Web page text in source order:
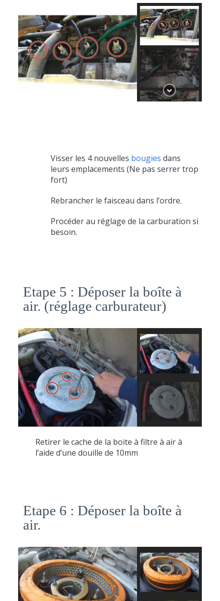
Visser les 4 nouvelles bougies dans
leurs emplacements (Ne pas serrer trop
fort)
Rebrancher le faisceau dans l’ordre.
Procéder au réglage de la carburation si
besoin.
Etape 5 : Déposer la boîte à
air. (réglage carburateur)
Retirer le cache de la boite à filtre à air à
l’aide d’une douille de 10mm
Etape 6 : Déposer la boîte à
air.